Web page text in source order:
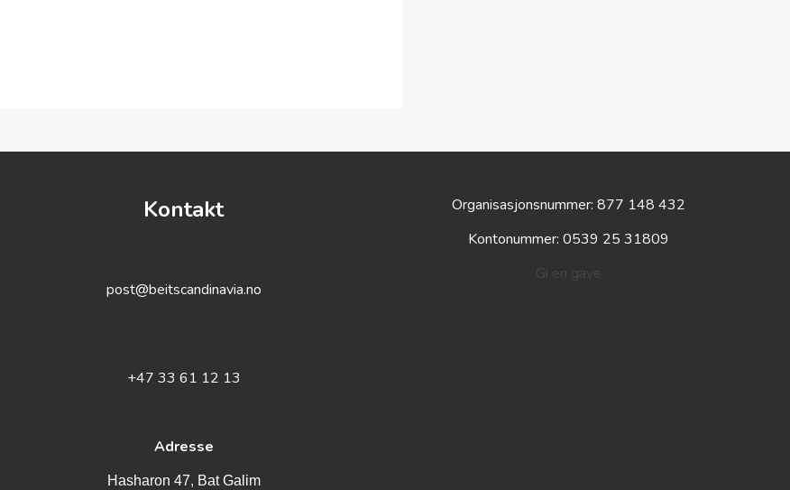
Kontakt
post@beitscandinavia.no
+47 33 61 12 13
Adresse
Hasharon 47, Bat Galim
Organisasjonsnummer: 877 148 432
Kontonummer: 0539 25 31809
Gi en gave